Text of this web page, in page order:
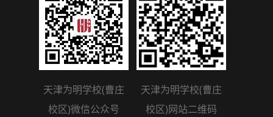
天津为明学校(曹庄
校区)微信公众号
天津为明学校(曹庄
校区)网站二维码